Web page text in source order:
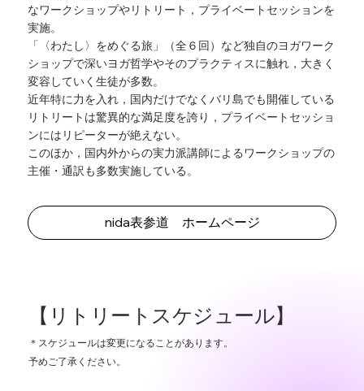
＊スケジュールは変更になることがあります。
予めご了承ください。
【リトリートスケジュール】
なワークショップやリトリート，プライベートセッションを
実施。
「〈わたし〉をめぐる旅」（全６回）など独自のヨガワーク
ショップで深いヨガ哲学やそのプラクティスに触れ，大きく
変容していく生徒が多数。
近年特に力を入れ，国内だけでなくバリ島でも開催している
リトリートは驚異的な満足度を誇り，プライベートセッショ
ンにはリピーターが絶えない。
このほか，国内外からの実力派講師によるワークショップの
主催・通訳も多数実施している。
nida表参道 ホームページ